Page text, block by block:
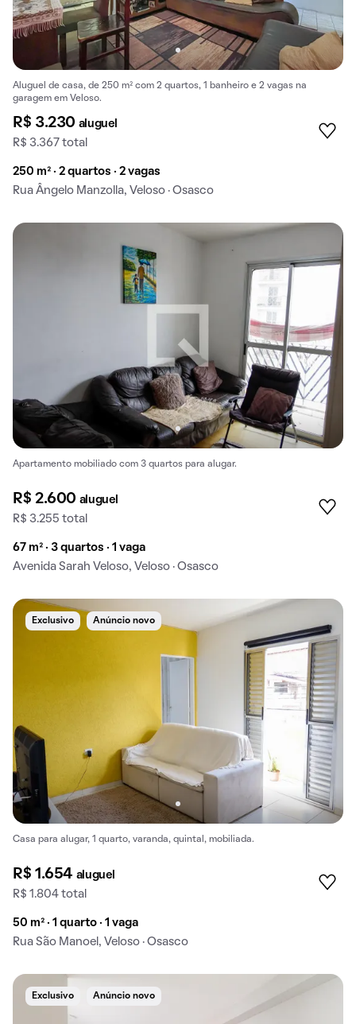
Aluguel de casa, de 250 m² com 2 quartos, 1 banheiro e 2 vagas na
garagem em Veloso.
R$ 3.230 aluguel
R$ 3.367 total
250 m² · 2 quartos · 2 vagas
Rua Ângelo Manzolla, Veloso · Osasco
Apartamento mobiliado com 3 quartos para alugar.
R$ 2.600 aluguel
R$ 3.255 total
67 m² · 3 quartos · 1 vaga
Avenida Sarah Veloso, Veloso · Osasco
Exclusivo Anúncio novo
Casa para alugar, 1 quarto, varanda, quintal, mobiliada.
R$ 1.654 aluguel
R$ 1.804 total
50 m² · 1 quarto · 1 vaga
Rua São Manoel, Veloso · Osasco
Exclusivo Anúncio novo